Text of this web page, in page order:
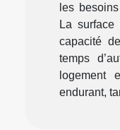
les
La
capacité
temps
logement
endurant,